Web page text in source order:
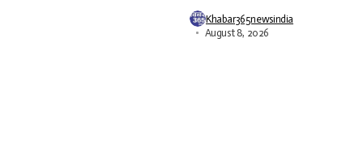
Khabar365newsindia
August 8, 2026